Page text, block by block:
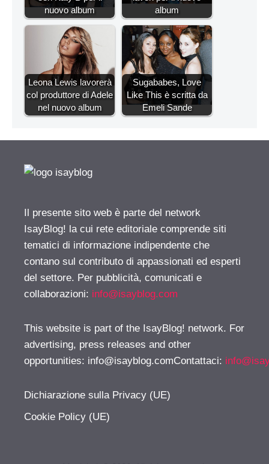
nuovo album
album
Leona Lewis lavorerà
col produttore di Adele
nel nuovo album
Sugababes, Love
Like This è scritta da
Emeli Sande
Il presente sito web è parte del network
IsayBlog! la cui rete editoriale comprende siti
tematici di informazione indipendente che
contano sul contributo di appassionati ed esperti
del settore. Per pubblicità, comunicati e
collaborazioni: info@isayblog.com
This website is part of the IsayBlog! network. For
advertising, press releases and other
opportunities: info@isayblog.comContattaci:
Dichiarazione sulla Privacy (UE)
Cookie Policy (UE)